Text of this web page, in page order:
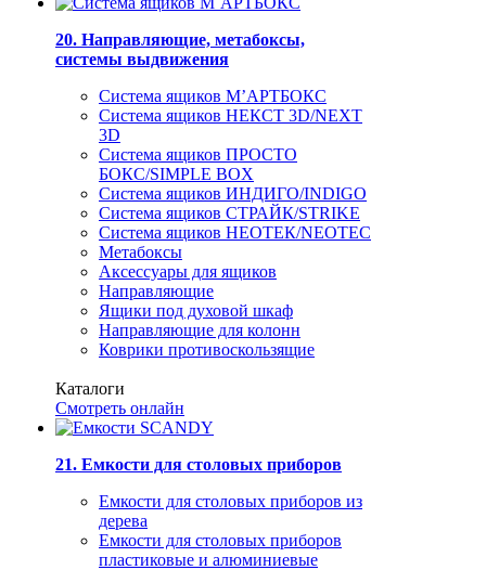
20. Направляющие, метабоксы,
системы выдвижения
Система ящиков М’АРТБОКС
Система ящиков НЕКСТ 3D/NEXT
3D
Система ящиков ПРОСТО
БОКС/SIMPLE BOX
Система ящиков ИНДИГО/INDIGO
Система ящиков СТРАЙК/STRIKE
Система ящиков НЕОТЕК/NEOTEC
Метабоксы
Аксессуары для ящиков
Направляющие
Ящики под духовой шкаф
Направляющие для колонн
Коврики противоскользящие
Каталоги
Смотреть онлайн
21. Емкости для столовых приборов
Емкости для столовых приборов из
дерева
Емкости для столовых приборов
пластиковые и алюминиевые